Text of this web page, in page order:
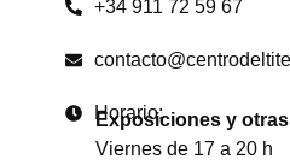
+34 911 72 59 67
Horario:
Exposiciones y
Viernes de 17 a 20 h